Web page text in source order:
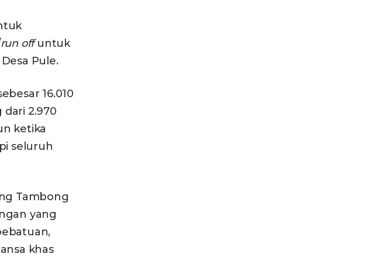
run offuntuk
Pule.
16.010
2.970
ketika
seluruh
Tambong
yang
khas